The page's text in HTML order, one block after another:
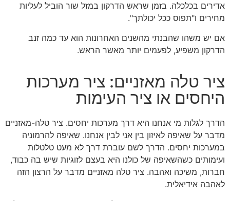
אדירים בכלכלה. בזמן שראש הדרקון במזל שור הוביל לעליות
מחירים ו"תפוס ככל יכולתך".
אם יש משהו שהבנתי מהשנים האחרונות הוא עד כמה זנב
הדרקון משפיע, לפעמים יותר מאשר הראש.
ציר טלה מאזניים: ציר מערכות
היחסים או ציר העימות
הדרך לגלות מי אנחנו היא דרך מערכות יחסים. ציר טלה-מאזניים
מדבר על שאיפה לאיזון בין אני לבין אנחנו. שאיפה להרמוניה
במערכות יחסים. הדרך לשם עוברת דרך לא מעט טלטלות
ועימותים כשהשאיפה של כולנו היא בעצם לזוגיות שיש בה כבוד,
חברות, משיכה ואהבה. ציר טלה מאזניים מדבר על הרצון הזה
לאהבה אידיאלית.